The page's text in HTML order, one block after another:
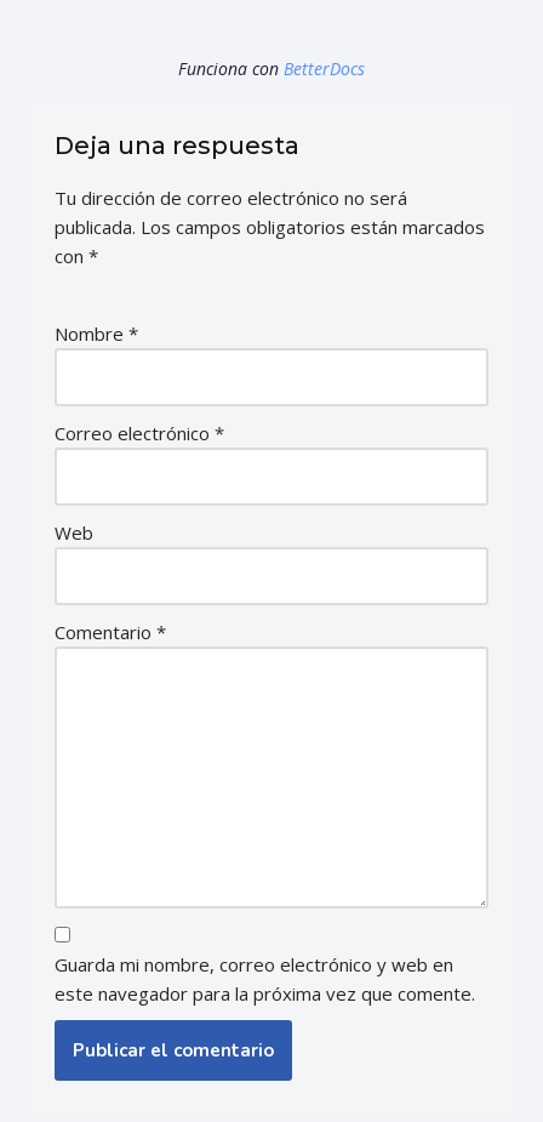
Funciona con BetterDocs
Deja una respuesta
Tu dirección de correo electrónico no será
publicada. Los campos obligatorios están marcados
con *
Nombre *
Correo electrónico *
Web
Comentario *
Guarda mi nombre, correo electrónico y web en
este navegador para la próxima vez que comente.